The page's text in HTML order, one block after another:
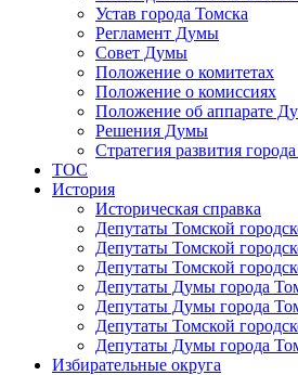
Устав города Томска
Регламент Думы
Совет Думы
Положение о комитетах
Положение о комиссиях
Положение об аппарате
Решения Думы
Стратегия развития
ТОС
История
Историческая справка
Депутаты Томской
Депутаты Томской
Депутаты Томской
Депутаты Думы города
Депутаты Думы города
Депутаты Томской
Депутаты Думы города
Избирательные округа